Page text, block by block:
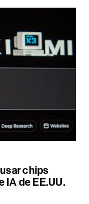
chips
IA de EE.UU.